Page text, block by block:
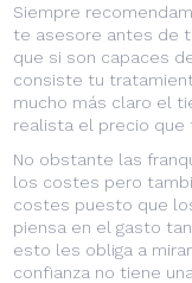
Siempre
te asesore antes de
que si son capaces
consiste tu
mucho más claro el
realista el precio que
No obstante las
los costes pero
costes puesto que
piensa en el gasto
esto les obliga a
confianza no tiene